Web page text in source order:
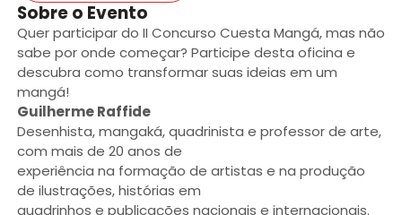
Sobre o Evento
Quer participar do II Concurso Cuesta Mangá, mas não
sabe por onde começar? Participe desta oficina e
descubra como transformar suas ideias em um
mangá!
Guilherme Raffide
Desenhista, mangaká, quadrinista e professor de arte,
com mais de 20 anos de
experiência na formação de artistas e na produção
de ilustrações, histórias em
quadrinhos e publicações nacionais e internacionais.